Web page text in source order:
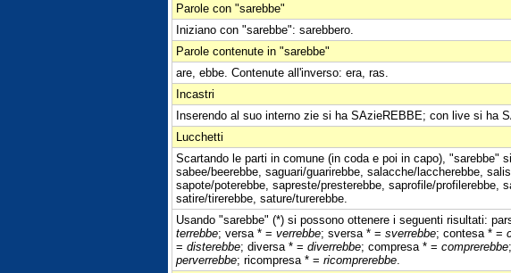
Parole con "sarebbe"
Iniziano con "sarebbe": sarebbero.
Parole contenute in "sarebbe"
are, ebbe. Contenute all'inverso: era, ras.
Incastri
Inserendo al suo interno zie si ha SAzieREBBE; con live si ha
Lucchetti
Scartando le parti in comune (in coda e poi in capo), "sarebbe"
sabee/beerebbe, saguari/guarirebbe, salacche/laccherebbe,
sapote/poterebbe, sapreste/presterebbe, saprofile/profilerebbe,
satire/tirerebbe, sature/turerebbe.
Usando "sarebbe" (*) si possono ottenere i seguenti risultati:
terrebbe; versa * = verrebbe; sversa * = sverrebbe; contesa * =
= disterebbe; diversa * = diverrebbe; compresa * = comprerebbe
perverrebbe; ricompresa * = ricomprerebbe